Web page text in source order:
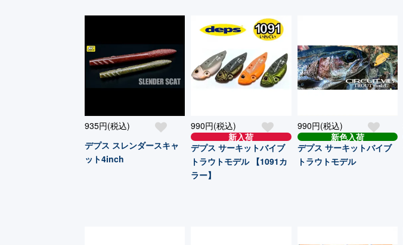
935円(税込)
デプス スレンダースキャ
ット4inch
990円(税込)
新入荷
デプス サーキットバイブ
トラウトモデル 【1091カ
ラー】
990円(税込)
新色入荷
デプス サーキットバイブ
トラウトモデル